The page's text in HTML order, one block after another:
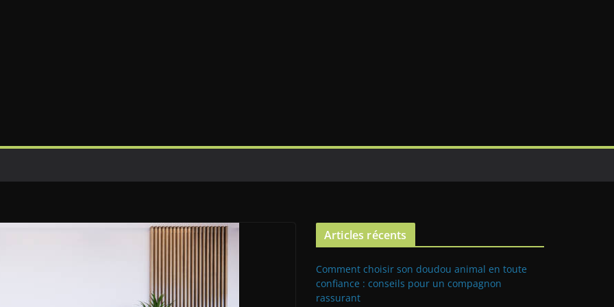
Articles récents
Comment choisir son doudou animal en toute
confiance : conseils pour un compagnon
rassurant